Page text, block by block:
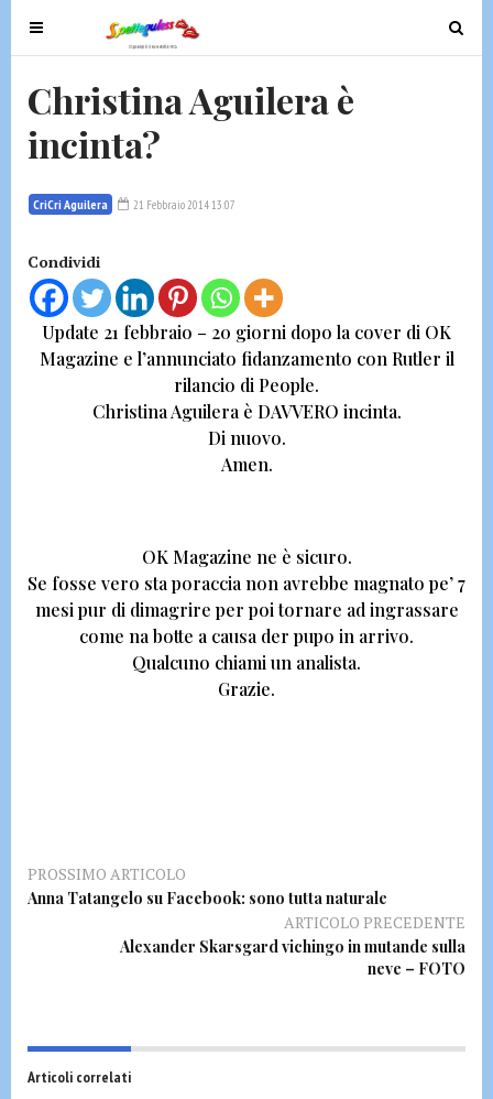
T
o
g
l
e
a
i
g
a
T
o
t
i
Christina Aguilera è
incinta?
CriCri Aguilera 21 Febbraio 2014 13:07
Condividi
Update 21 febbraio – 20 giorni dopo la cover di OK
Magazine e l’annunciato fidanzamento con Rutler il
rilancio di People.
Christina Aguilera è DAVVERO incinta.
Di nuovo.
Amen.
OK Magazine ne è sicuro.
Se fosse vero sta poraccia non avrebbe magnato pe’ 7
mesi pur di dimagrire per poi tornare ad ingrassare
come na botte a causa der pupo in arrivo.
Qualcuno chiami un analista.
Grazie.
PROSSIMO ARTICOLO
Anna Tatangelo su Facebook: sono tutta naturale
ARTICOLO PRECEDENTE
Alexander Skarsgard vichingo in mutande sulla
neve – FOTO
Articoli correlati